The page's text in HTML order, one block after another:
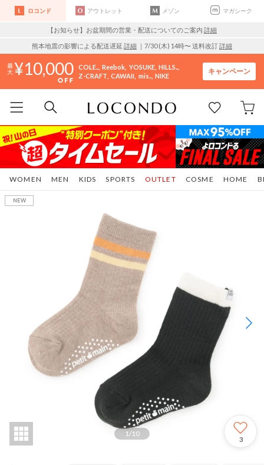
ロコンド アウトレット メゾン マガシーク
【お知らせ】お盆期間の営業・配送についてのご案内 詳細
熊本地震の影響による配送遅延 詳細 ｜7/30 (木) 14時〜 送料改訂詳細
10,000 COLE.. Reebok YOSUKE HILLS..
Z-CRAFT CAWAII mis.. NIKE
キャンペーン
WOMEN MEN KIDS SPORTS COSME HOME
OUTLET
1/10
3